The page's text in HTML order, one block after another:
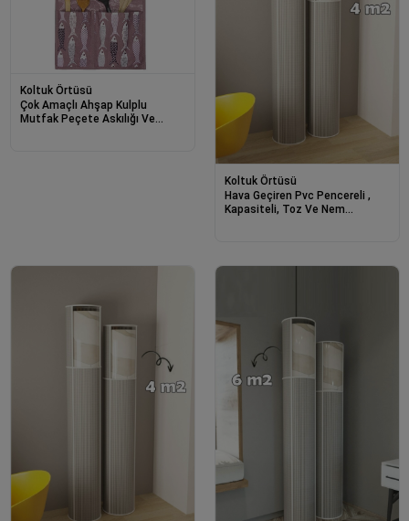
Koltuk Örtüsü
Çok Amaçlı Ahşap Kulplu
Mutfak Peçete Askılığı Ve
Koltuk Örtüsü
Hava Geçiren Pvc Pencereli ,
Kapasiteli, Toz Ve Nem